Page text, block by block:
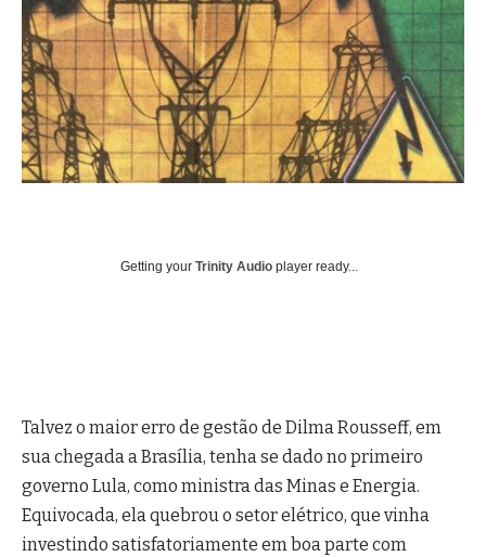
Getting your Trinity Audio player ready...
Talvez o maior erro de gestão de Dilma Rousseff, em
sua chegada a Brasília, tenha se dado no primeiro
governo Lula, como ministra das Minas e Energia.
Equivocada, ela quebrou o setor elétrico, que vinha
investindo satisfatoriamente em boa parte com